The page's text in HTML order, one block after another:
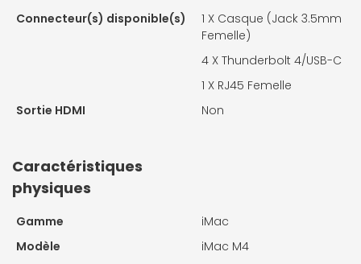
Connecteur(s) disponible(s) 1 X Casque (Jack 3.5mm
Femelle)
4 X Thunderbolt 4/USB-C
1 X RJ45 Femelle
Sortie HDMI
Non
Caractéristiques
physiques
Gamme
iMac
Modèle
iMac M4